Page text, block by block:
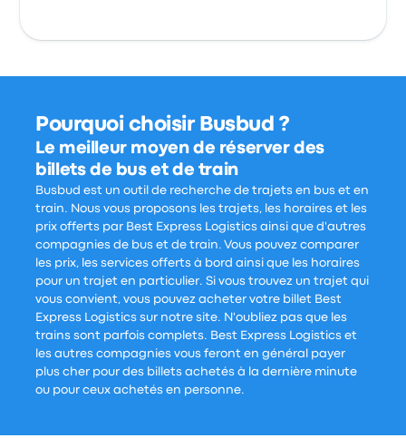
Pourquoi choisir Busbud ?
Le meilleur moyen de réserver des
billets de bus et de train
Busbud est un outil de recherche de trajets en bus et en
train. Nous vous proposons les trajets, les horaires et les
prix offerts par Best Express Logistics ainsi que d'autres
compagnies de bus et de train. Vous pouvez comparer
les prix, les services offerts à bord ainsi que les horaires
pour un trajet en particulier. Si vous trouvez un trajet qui
vous convient, vous pouvez acheter votre billet Best
Express Logistics sur notre site. N'oubliez pas que les
trains sont parfois complets. Best Express Logistics et
les autres compagnies vous feront en général payer
plus cher pour des billets achetés à la dernière minute
ou pour ceux achetés en personne.